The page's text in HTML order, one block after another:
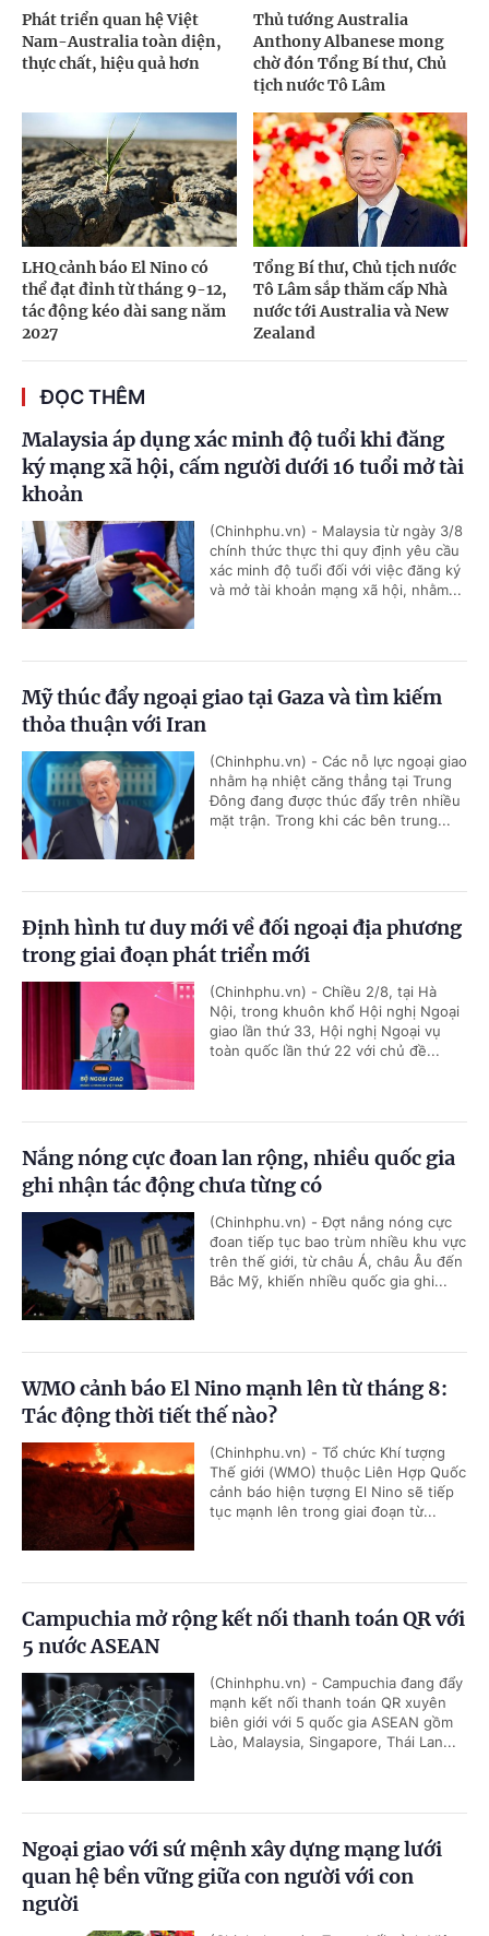
Phát triển quan hệ Việt
Nam-Australia toàn diện,
thực chất, hiệu quả hơn
Thủ tướng Australia
Anthony Albanese mong
chờ đón Tổng Bí thư, Chủ
tịch nước Tô Lâm
LHQ cảnh báo El Nino có
thể đạt đỉnh từ tháng 9-12,
tác động kéo dài sang năm
2027
Tổng Bí thư, Chủ tịch nước
Tô Lâm sắp thăm cấp Nhà
nước tới Australia và New
Zealand
ĐỌC THÊM
Malaysia áp dụng xác minh độ tuổi khi đăng
ký mạng xã hội, cấm người dưới 16 tuổi mở tài
khoản
(Chinhphu.vn) - Malaysia từ ngày 3/8
chính thức thực thi quy định yêu cầu
xác minh độ tuổi đối với việc đăng ký
và mở tài khoản mạng xã hội, nhằm...
Mỹ thúc đẩy ngoại giao tại Gaza và tìm kiếm
thỏa thuận với Iran
(Chinhphu.vn) - Các nỗ lực ngoại giao
nhằm hạ nhiệt căng thẳng tại Trung
Đông đang được thúc đẩy trên nhiều
mặt trận. Trong khi các bên trung...
Định hình tư duy mới về đối ngoại địa phương
trong giai đoạn phát triển mới
(Chinhphu.vn) - Chiều 2/8, tại Hà
Nội, trong khuôn khổ Hội nghị Ngoại
giao lần thứ 33, Hội nghị Ngoại vụ
toàn quốc lần thứ 22 với chủ đề...
Nắng nóng cực đoan lan rộng, nhiều quốc gia
ghi nhận tác động chưa từng có
(Chinhphu.vn) - Đợt nắng nóng cực
đoan tiếp tục bao trùm nhiều khu vực
trên thế giới, từ châu Á, châu Âu đến
Bắc Mỹ, khiến nhiều quốc gia ghi...
WMO cảnh báo El Nino mạnh lên từ tháng 8:
Tác động thời tiết thế nào?
(Chinhphu.vn) - Tổ chức Khí tượng
Thế giới (WMO) thuộc Liên Hợp Quốc
cảnh báo hiện tượng El Nino sẽ tiếp
tục mạnh lên trong giai đoạn từ...
Campuchia mở rộng kết nối thanh toán QR với
5 nước ASEAN
(Chinhphu.vn) - Campuchia đang đẩy
mạnh kết nối thanh toán QR xuyên
biên giới với 5 quốc gia ASEAN gồm
Lào, Malaysia, Singapore, Thái Lan...
Ngoại giao với sứ mệnh xây dựng mạng lưới
quan hệ bền vững giữa con người với con
người